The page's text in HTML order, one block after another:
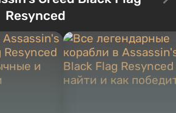
между
Vault-Tec, должно
Место действия Fallout...
Resynced